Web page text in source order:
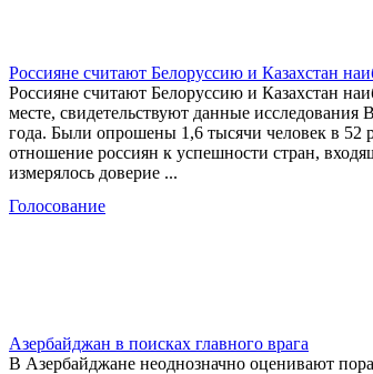
Россияне считают Белоруссию и Казахстан
Россияне считают Белоруссию и Казахстан
месте, свидетельствуют данные
года. Были опрошены 1,6 тысячи человек в
отношение россиян к успешности стран,
измерялось доверие ...
Голосование
Азербайджан в поисках главного врага
В Азербайджане неоднозначно оценивают